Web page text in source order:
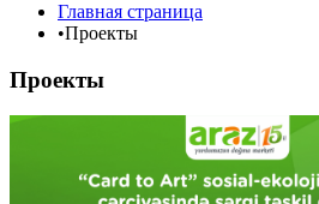
Главная страница
•Проекты
Проекты